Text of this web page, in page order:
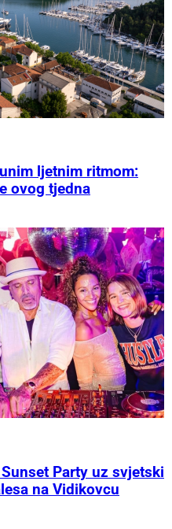
ljetnim ritmom:
ovog tjedna
Party uz svjetski
na Vidikovcu